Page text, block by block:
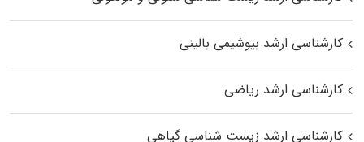
کارشناسی ارشد بیوشیمی بالینی
کارشناسی ارشد ریاضی
کارشناسی ارشد زیست‌ شناسی گیاهی